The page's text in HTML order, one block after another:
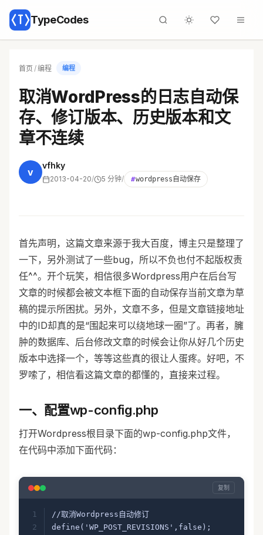
TypeCodes
首页 /编程 编程
取消WordPress的日志自动保
存、修订版本、历史版本和文
章不连续
v
vfhky
2013-04-20/ 5 分钟/ #wordpress自动保存
首先声明，这篇文章来源于我大百度，博主只是整理了
一下，另外测试了一些bug，所以不负也付不起版权责
任^^。开个玩笑，相信很多Wordpress用户在后台写
文章的时候都会被文本框下面的自动保存当前文章为草
稿的提示所困扰。另外，文章不多，但是文章链接地址
中的ID却真的是“围起来可以绕地球一圈”了。再者，臃
肿的数据库、后台修改文章的时候会让你从好几个历史
版本中选择一个，等等这些真的很让人蛋疼。好吧，不
罗嗦了，相信看这篇文章的都懂的，直接来过程。
一、配置wp-config.php
打开Wordpress根目录下面的wp-config.php文件，
在代码中添加下面代码：
复制
//取消Wordpress自动修订
define('WP_POST_REVISIONS',false);